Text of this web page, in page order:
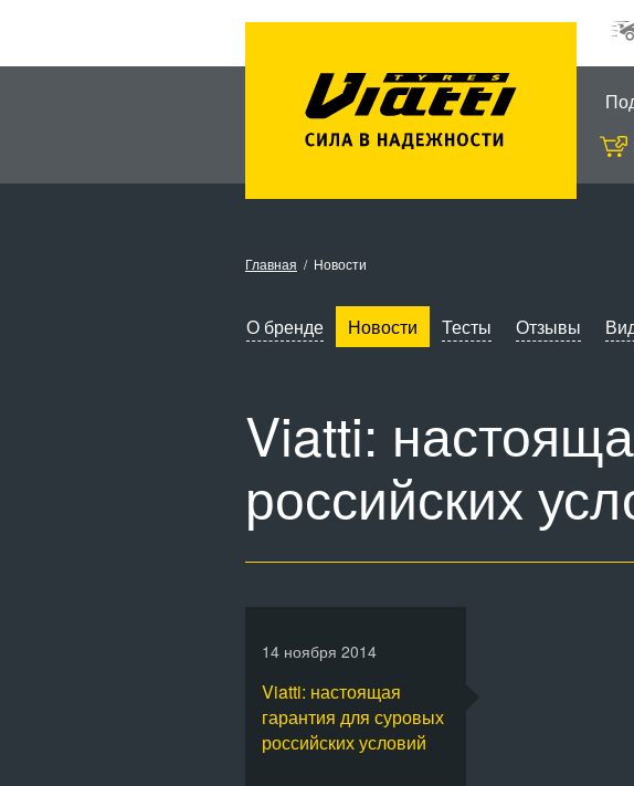
Главная Новости
О бренде Новости Тесты Отзывы
Viatti:
российских
14 ноября 2014
Viatti: настоящая
гарантия для суровых
российских условий